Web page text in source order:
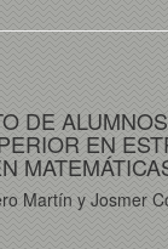
DE
EN
Martín y Josmer